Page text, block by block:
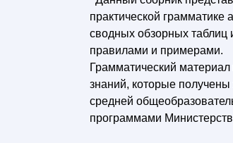
практической грамматике
сводных обзорных
правилами и примерами.
Грамматический
знаний, которые
средней
программами